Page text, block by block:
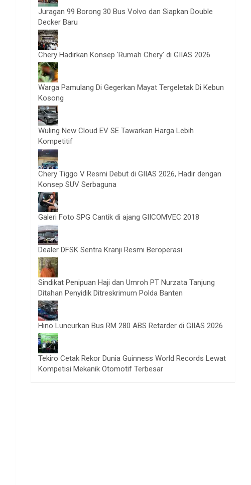
Juragan 99 Borong 30 Bus Volvo dan Siapkan Double
Decker Baru
Chery Hadirkan Konsep 'Rumah Chery' di GIIAS 2026
Warga Pamulang Di Gegerkan Mayat Tergeletak Di Kebun
Kosong
Wuling New Cloud EV SE Tawarkan Harga Lebih
Kompetitif
Chery Tiggo V Resmi Debut di GIIAS 2026, Hadir dengan
Konsep SUV Serbaguna
Galeri Foto SPG Cantik di ajang GIICOMVEC 2018
Dealer DFSK Sentra Kranji Resmi Beroperasi
Sindikat Penipuan Haji dan Umroh PT Nurzata Tanjung
Ditahan Penyidik Ditreskrimum Polda Banten
Hino Luncurkan Bus RM 280 ABS Retarder di GIIAS 2026
Tekiro Cetak Rekor Dunia Guinness World Records Lewat
Kompetisi Mekanik Otomotif Terbesar